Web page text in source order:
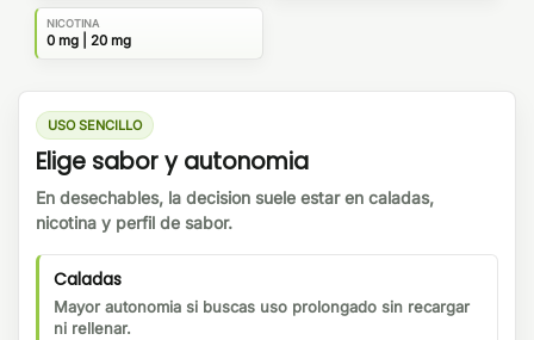
NICOTINA
0 mg | 20 mg
USO SENCILLO
Elige sabor y autonomia
En desechables, la decision suele estar en caladas,
nicotina y perfil de sabor.
Caladas
Mayor autonomia si buscas uso prolongado sin recargar
ni rellenar.